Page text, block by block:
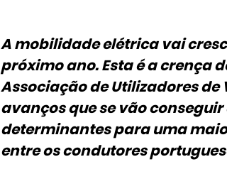
A mobilidade elétrica vai
próximo ano. Esta é a crença
Associação de Utilizadores de
avanços que se vão
determinantes para uma
entre os condutores